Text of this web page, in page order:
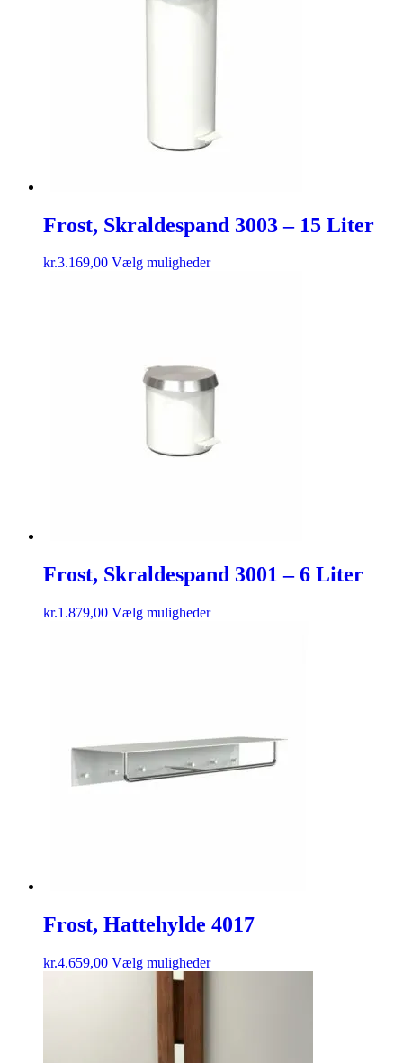
Frost, Skraldespand 3003 – 15 Liter
kr.3.169,00 Vælg muligheder
Frost, Skraldespand 3001 – 6 Liter
kr.1.879,00 Vælg muligheder
Frost, Hattehylde 4017
kr.4.659,00 Vælg muligheder